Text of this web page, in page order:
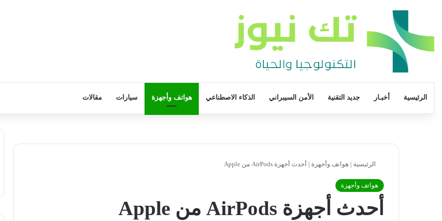
الرئيسية أخبـار جديد التقنية الأمن السيبراني الذكاء الاصطناعي هواتف وأجهزة سيارات مقالات
الرئيسية | هواتف وأجهزة | أحدث أجهزة AirPods من Apple
هواتف وأجهزة
أحدث أجهزة AirPods من Apple